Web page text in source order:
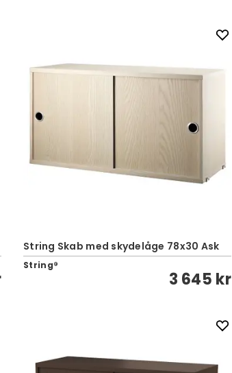
String Skab med skydelåge 78x30 Ask
String®
3 645 kr